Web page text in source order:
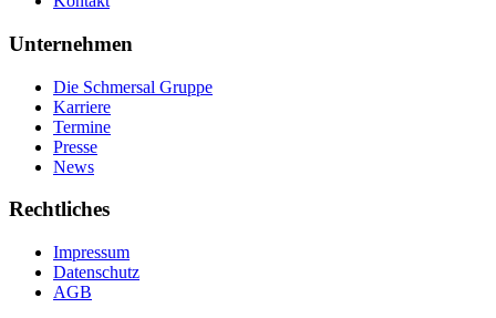
Unternehmen
Die Schmersal Gruppe
Karriere
Termine
Presse
News
Rechtliches
Impressum
Datenschutz
AGB